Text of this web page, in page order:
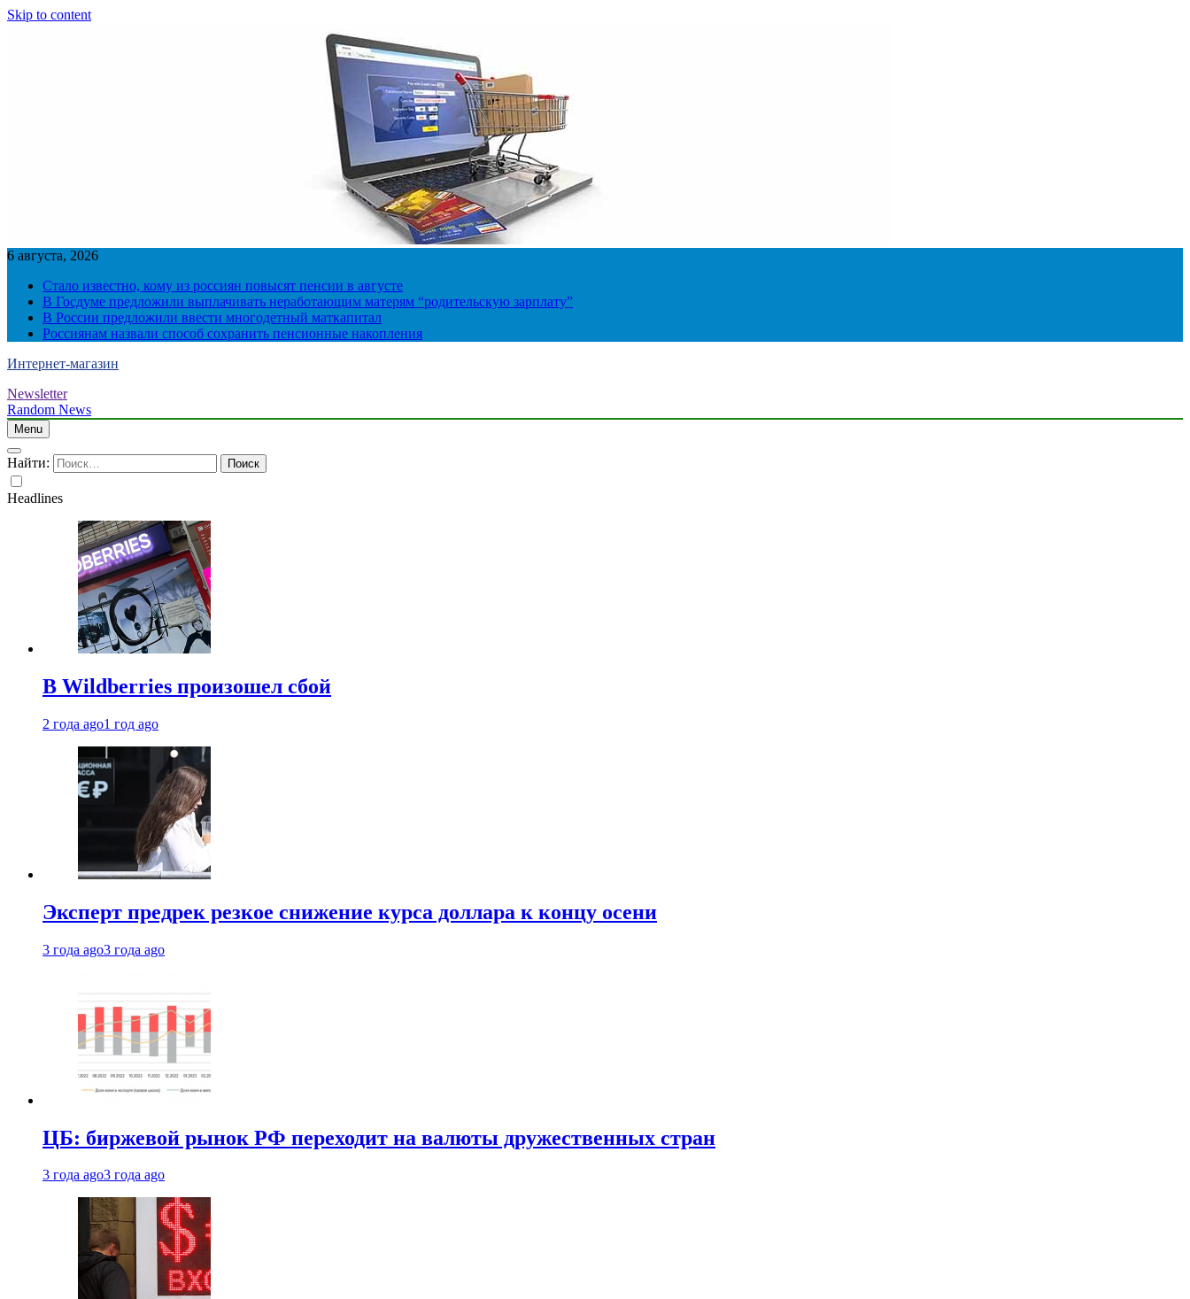
Skip to content
6 августа, 2026
Стало известно, кому из россиян повысят пенсии в августе
В Госдуме предложили выплачивать неработающим матерям “родительскую зарплату”
В России предложили ввести многодетный маткапитал
Россиянам назвали способ сохранить пенсионные накопления
Интернет-магазин
Newsletter
Random News
Menu
Найти:
Headlines
В Wildberries произошел сбой
2 года ago1 год ago
Эксперт предрек резкое снижение курса доллара к концу осени
3 года ago3 года ago
ЦБ: биржевой рынок РФ переходит на валюты дружественных стран
3 года ago3 года ago